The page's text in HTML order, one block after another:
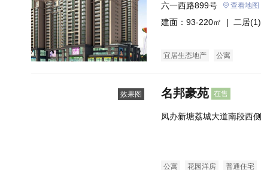
六一西路899号 查看地图
建面：93-220㎡ | 二居(1)
宜居生态地产 公寓
效果图 名邦豪苑 在售
凤办新塘荔城大道南段西侧
公寓 花园洋房 普通住宅